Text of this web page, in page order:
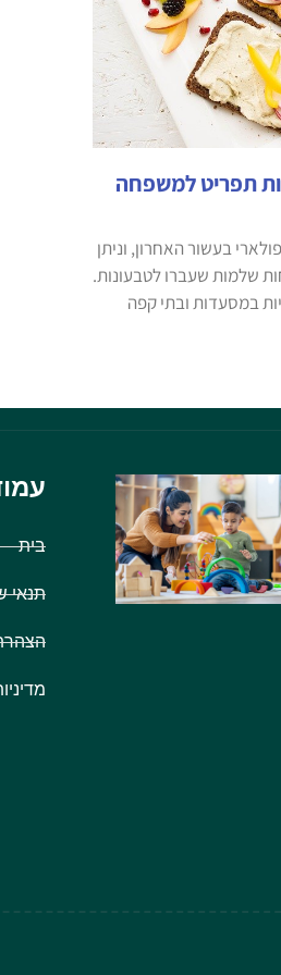
תפריט למשפחה
בעשור האחרון, וניתן
שלמות שעברו לטבעונות.
במסעדות ובתי קפה
בית
תנאי